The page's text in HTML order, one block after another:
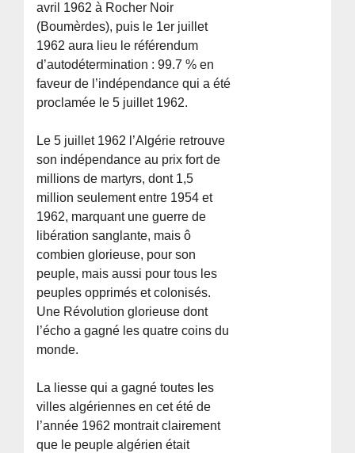
avril 1962 à Rocher Noir
(Boumèrdes), puis le 1er juillet
1962 aura lieu le référendum
d’autodétermination : 99.7 % en
faveur de l’indépendance qui a été
proclamée le 5 juillet 1962.
Le 5 juillet 1962 l’Algérie retrouve
son indépendance au prix fort de
millions de martyrs, dont 1,5
million seulement entre 1954 et
1962, marquant une guerre de
libération sanglante, mais ô
combien glorieuse, pour son
peuple, mais aussi pour tous les
peuples opprimés et colonisés.
Une Révolution glorieuse dont
l’écho a gagné les quatre coins du
monde.
La liesse qui a gagné toutes les
villes algériennes en cet été de
l’année 1962 montrait clairement
que le peuple algérien était